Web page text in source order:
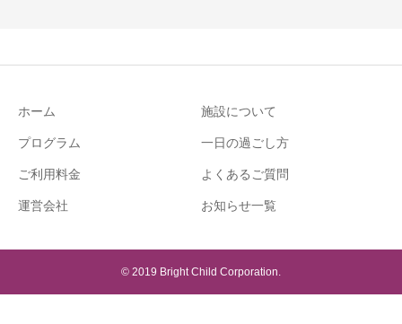
ホーム 施設について
プログラム 一日の過ごし方
ご利用料金 よくあるご質問
運営会社 お知らせ一覧
© 2019 Bright Child Corporation.